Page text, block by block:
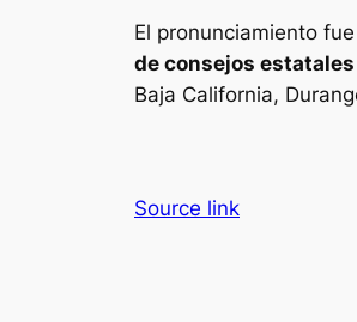
El pronunciamiento
de consejos estatales
Baja California,
Source link